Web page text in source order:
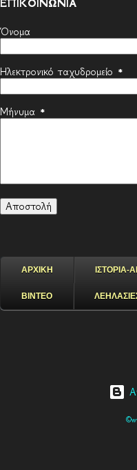
ΕΠΙΚΟΙΝΩΝΙΑ
Όνομα
Ηλεκτρονικό ταχυδρομείο *
Μήνυμα *
ΑΡΧΙΚΗ
ΒΙΝΤΕΟ